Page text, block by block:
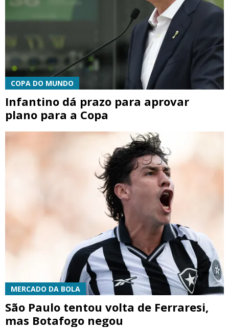
COPA DO MUNDO
Infantino dá prazo para aprovar
plano para a Copa
MERCADO DA BOLA
São Paulo tentou volta de Ferraresi,
mas Botafogo negou